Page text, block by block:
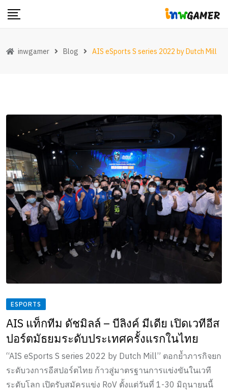
Skip
inwgamer Blog AIS eSports S series 2022 by Dutch Mill
ESPORTS
AIS แท็กทีม ดัชมิลล์ – บีลิงค์ มีเดีย เปิดเวทีอีส
ปอร์ตมัธยมระดับประเทศครั้งแรกในไทย
“AIS eSports S series 2022 by Dutch Mill” ตอกย้ำภารกิจยก
ระดับวงการอีสปอร์ตไทย ก้าวสู่มาตรฐานการแข่งขันในเวที
ระดับโลก เปิดรับสมัครแข่ง RoV ตั้งแต่วันที่ 1-30 มิถุนายนนี้